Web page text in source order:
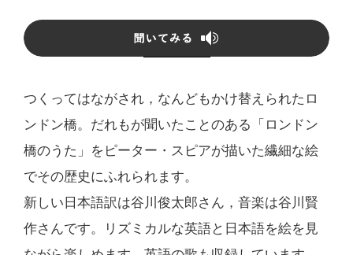
つくってはながされ，なんどもかけ替えられたロ
ンドン橋。だれもが聞いたことのある「ロンドン
橋のうた」をピーター・スピアが描いた繊細な絵
でその歴史にふれられます。
新しい日本語訳は谷川俊太郎さん，音楽は谷川賢
作さんです。リズミカルな英語と日本語を絵を見